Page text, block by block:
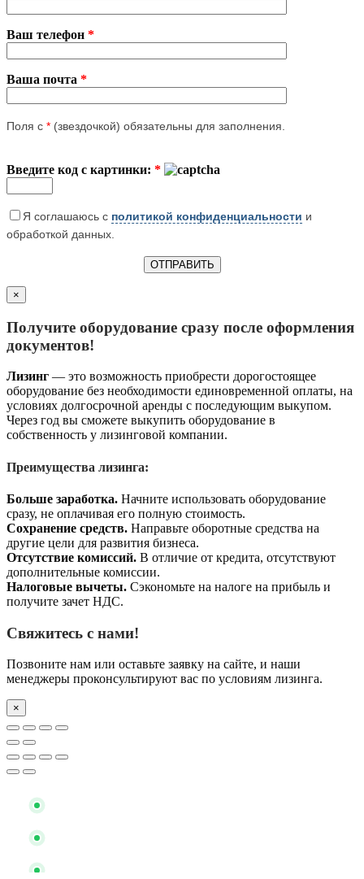
Ваш телефон *
Ваша почта *
Поля с * (звездочкой) обязательны для заполнения.
Введите код с картинки: *
Я соглашаюсь с политикой конфиденциальности и
обработкой данных.
×
Получите оборудование сразу после оформления
документов!
Лизинг — это возможность приобрести дорогостоящее
оборудование без необходимости единовременной оплаты, на
условиях долгосрочной аренды с последующим выкупом.
Через год вы сможете выкупить оборудование в
собственность у лизинговой компании.
Преимущества лизинга:
Больше заработка. Начните использовать оборудование
сразу, не оплачивая его полную стоимость.
Сохранение средств. Направьте оборотные средства на
другие цели для развития бизнеса.
Отсутствие комиссий. В отличие от кредита, отсутствуют
дополнительные комиссии.
Налоговые вычеты. Сэкономьте на налоге на прибыль и
получите зачет НДС.
Свяжитесь с нами!
Позвоните нам или оставьте заявку на сайте, и наши
менеджеры проконсультируют вас по условиям лизинга.
×